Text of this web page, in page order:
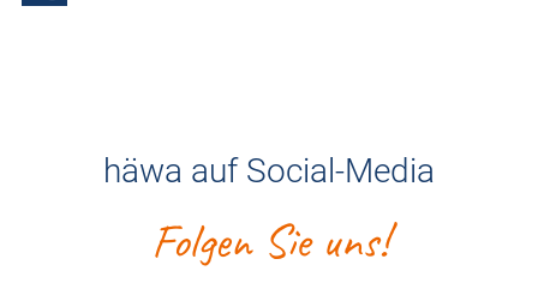
häwa auf Social-Media
Folgen Sie uns!